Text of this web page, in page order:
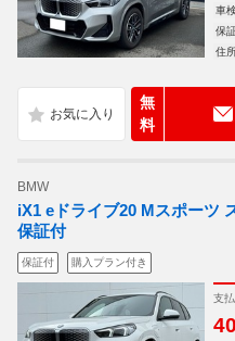
車検
保
住
無
料
BMW
iX1 eドライブ20 Mスポーツ
保証付
保証付 購入プラン付き
支